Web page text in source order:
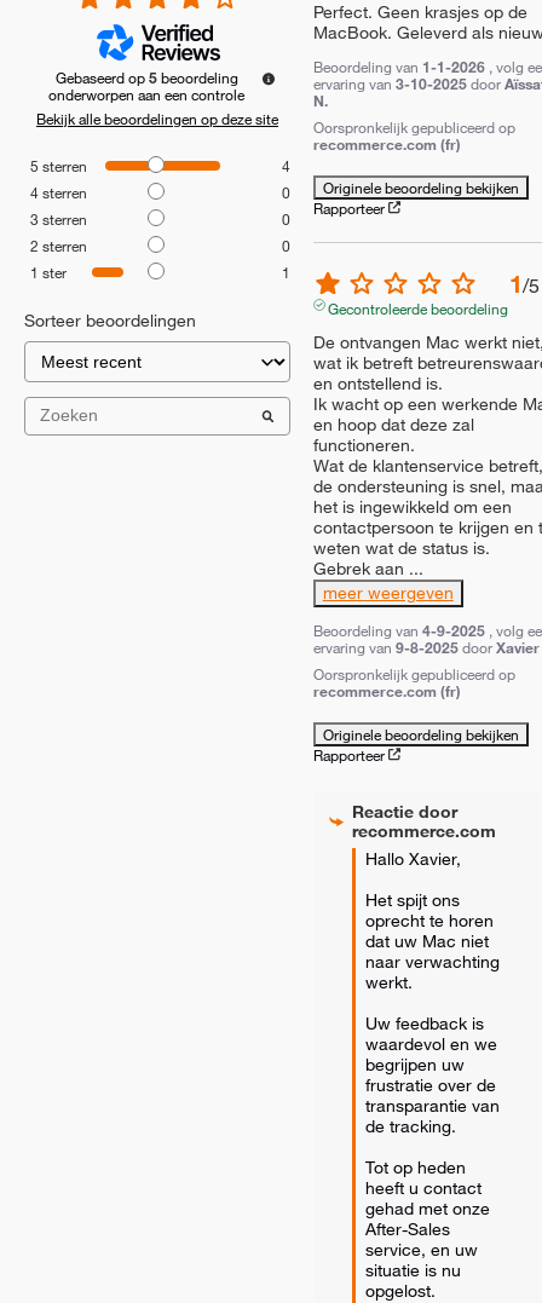
Gebaseerd op5 beoordeling
onderworpen aan een controle
Bekijk alle beoordelingen op deze site
5 sterren
4
4sterren
0
3 sterren
0
2 sterren
0
1 ster 1
Sorteer beoordelingen
Perfect. Geen krasjes op de
MacBook. Geleverd als
Beoordeling van 1-1-2026 , volg
ervaring van 3-10-2025 door
N.
Oorspronkelijk gepubliceerd op
recommerce.com (fr)
Originele beoordeling bekijken
Rapporteer
1/5
Gecontroleerde beoordeling
De ontvangen Mac werkt
wat ik betreft
en ontstellend is.
Ik wacht op een werkende
en hoop dat deze zal
functioneren.
Wat de klantenservice betreft,
de ondersteuning is snel,
het is ingewikkeld om een
contactpersoon te krijgen en
weten wat de status is.
Gebrek aan ...
meer weergeven
Beoordeling van 4-9-2025 , volg
ervaring van 9-8-2025 doorXavier
Oorspronkelijk gepubliceerd op
recommerce.com (fr)
Originele beoordeling bekijken
Rapporteer
Reactie door
recommerce.com
Hallo Xavier,
Het spijt ons
oprecht te horen
dat uw Mac niet
naar verwachting
werkt.
Uw feedback is
waardevol en we
begrijpen uw
frustratie over de
transparantie van
de tracking.
Tot op heden
heeft u contact
gehad met onze
After-Sales
service, en uw
situatie is nu
opgelost.